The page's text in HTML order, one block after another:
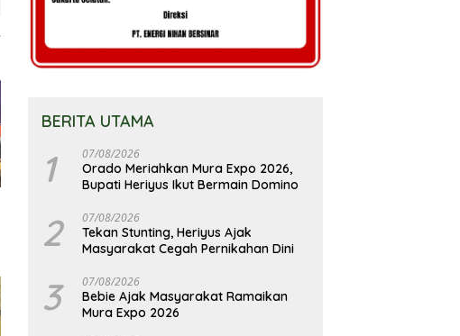
BERITA UTAMA
1 07/08/2026
Orado Meriahkan Mura Expo 2026,
Bupati Heriyus Ikut Bermain Domino
2 07/08/2026
Tekan Stunting, Heriyus Ajak
Masyarakat Cegah Pernikahan Dini
3 07/08/2026
Bebie Ajak Masyarakat Ramaikan
Mura Expo 2026